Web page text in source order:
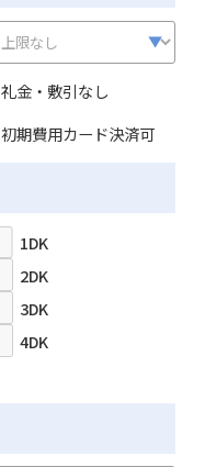
礼金・敷引なし
初期費用カード決済可
1DK
2DK
3DK
4DK